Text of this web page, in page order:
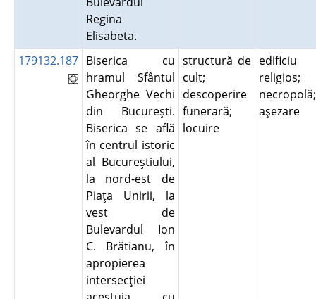
Regina
Elisabeta.
179132.187 Biserica cu
hramul Sfântul
Gheorghe Vechi
din Bucureşti.
Biserica se află
în centrul istoric
al Bucureştiului,
la nord-est de
Piaţa Unirii, la
vest de
Bulevardul Ion
C. Brătianu, în
apropierea
intersecţiei
structură de
cult;
descoperire
funerară;
locuire
edificiu
religios;
necropolă;
aşezare